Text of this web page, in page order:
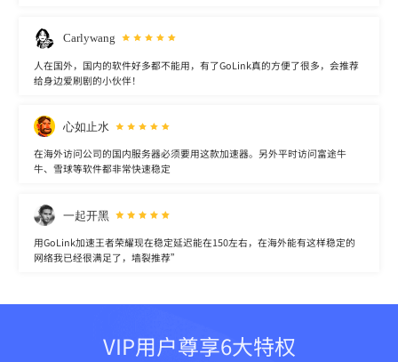
Carlywang
人在国外，国内的软件好多都不能用，有了GoLink真的方便了很多，会推荐
给身边爱刷剧的小伙伴！
心如止水
在海外访问公司的国内服务器必须要用这款加速器。另外平时访问富途牛
牛、雪球等软件都非常快速稳定
一起开黑
用GoLink加速王者荣耀现在稳定延迟能在150左右，在海外能有这样稳定的
网络我已经很满足了，墙裂推荐”
VIP用户尊享6大特权